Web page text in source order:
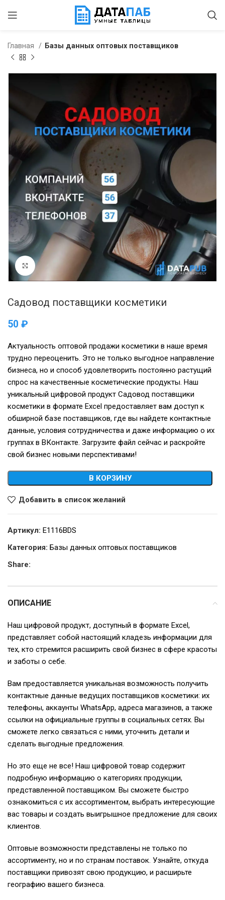
Главная Базы данных оптовых поставщиков
Нажмите, чтобы увеличить
Садовод поставщики косметики
₽
Актуальность оптовой продажи косметики в наше время
трудно переоценить. Это не только выгодное направление
бизнеса, но и способ удовлетворить постоянно растущий
спрос на качественные косметические продукты. Наш
уникальный цифровой продукт Садовод поставщики
косметики в формате Excel предоставляет вам доступ к
обширной базе поставщиков, где вы найдете контактные
данные, условия сотрудничества и даже информацию о их
группах в ВКонтакте. Загрузите файл сейчас и раскройте
свой бизнес новыми перспективами!
В КОРЗИНУ
Добавить в список желаний
Артикул: E1116BDS
Категория: Базы данных оптовых поставщиков
Share:
ОПИСАНИЕ
Наш цифровой продукт, доступный в формате Excel,
представляет собой настоящий кладезь информации для
тех, кто стремится расширить свой бизнес в сфере красоты
и заботы о себе.
Вам предоставляется уникальная возможность получить
контактные данные ведущих поставщиков косметики: их
телефоны, аккаунты WhatsApp, адреса магазинов, а также
ссылки на официальные группы в социальных сетях. Вы
сможете легко связаться с ними, уточнить детали и
сделать выгодные предложения.
Но это еще не все! Наш цифровой товар содержит
подробную информацию о категориях продукции,
представленной поставщиком. Вы сможете быстро
ознакомиться с их ассортиментом, выбрать интересующие
вас товары и создать выигрышное предложение для своих
клиентов.
Оптовые возможности представлены не только по
ассортименту, но и по странам поставок. Узнайте, откуда
поставщики привозят свою продукцию, и расширьте
географию вашего бизнеса.